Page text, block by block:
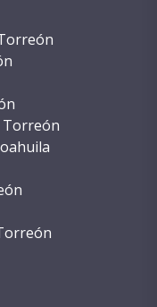
Torreón